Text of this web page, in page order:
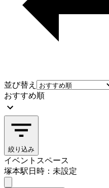
並び替え
おすすめ順
絞り込み
イベントスペース
塚本駅日時：未設定